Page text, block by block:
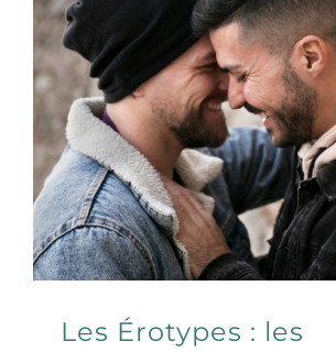
Les Érotypes : les